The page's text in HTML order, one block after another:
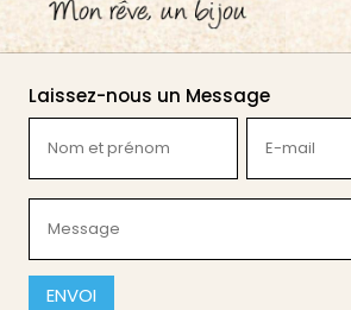
Laissez-nous un Message
et
prénom
mail
(Nécessaire)
(Nécessaire)
CAPTCHA